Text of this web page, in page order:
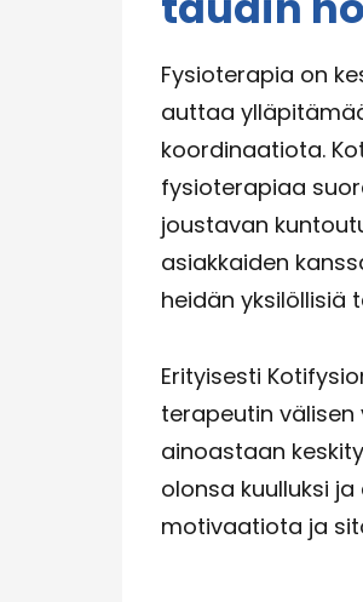
Fysioterapia on
auttaa
koordinaatiota.
fysioterapiaa
joustavan
asiakkaiden
heidän yksilöllisiä
Erityisesti
terapeutin
ainoastaan
olonsa kuulluksi
motivaatiota ja